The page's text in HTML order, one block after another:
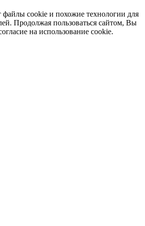
файлы cookie и похожие технологии для
Продолжая пользоваться сайтом, Вы
на использование cookie.